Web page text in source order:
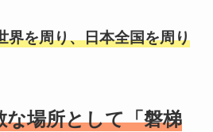
界を周り、日本全国を周り
な場所として「磐梯